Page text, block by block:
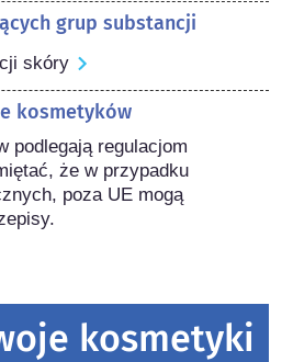
grup substancji
skóry
kosmetyków
podlegają regulacjom
że w przypadku
poza UE mogą
kosmetyki